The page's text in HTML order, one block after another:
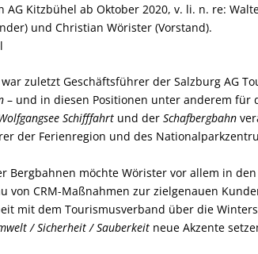
AG Kitzbühel ab Oktober 2020, v. li. n. re:
und Christian Wörister (Vorstand).
zuletzt Geschäftsführer der Salzburg AG
– und in diesen Positionen unter anderem für
Schifffahrt und der Schafbergbahn
der Ferienregion und des
Bergbahnen möchte Wörister vor allem in
von CRM-Maßnahmen zur zielgenauen
mit dem Tourismusverband über die
/ Sicherheit / Sauberkeit neue Akzente